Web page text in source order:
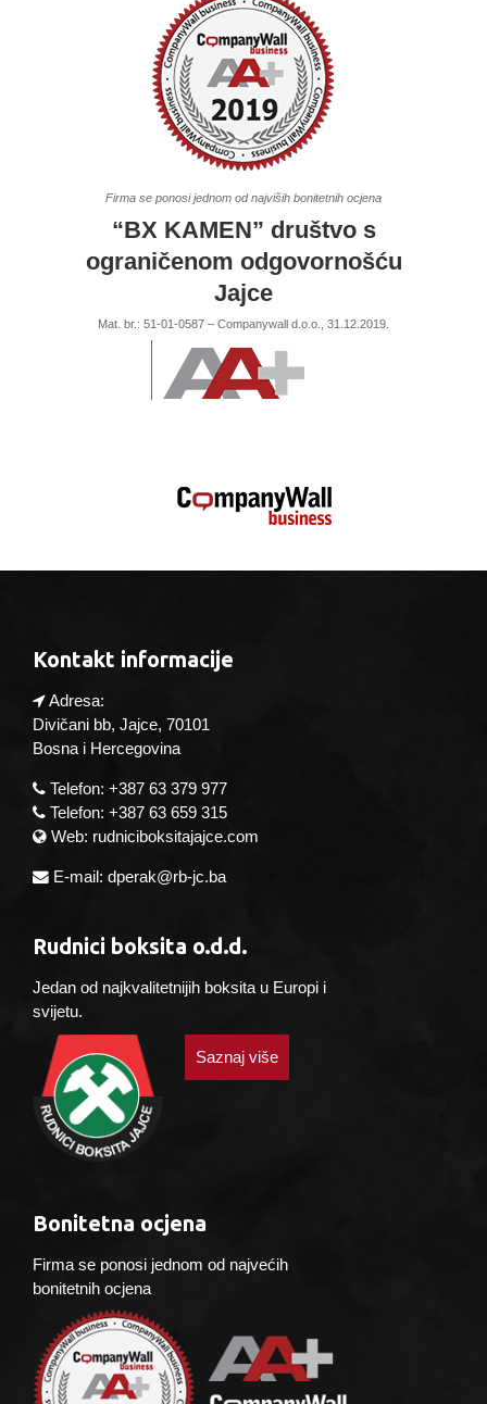
Firma se ponosi jednom od najviših bonitetnih ocjena
“BX KAMEN” društvo s
ograničenom odgovornošću
Jajce
Mat. br.: 51-01-0587 – Companywall d.o.o., 31.12.2019.
Kontakt informacije
Adresa:
Divičani bb, Jajce, 70101
Bosna i Hercegovina
Telefon: +387 63 379 977
Telefon: +387 63 659 315
Web: rudniciboksitajajce.com
E-mail: dperak@rb-jc.ba
Rudnici boksita o.d.d.
Jedan od najkvalitetnijih boksita u Europi i
svijetu.
Saznaj više
Bonitetna ocjena
Firma se ponosi jednom od najvećih
bonitetnih ocjena